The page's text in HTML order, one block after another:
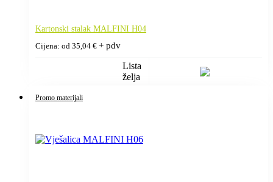
Kartonski stalak MALFINI H04
Cijena: od 35,04 € + pdv
Lista
želja
Promo materijali